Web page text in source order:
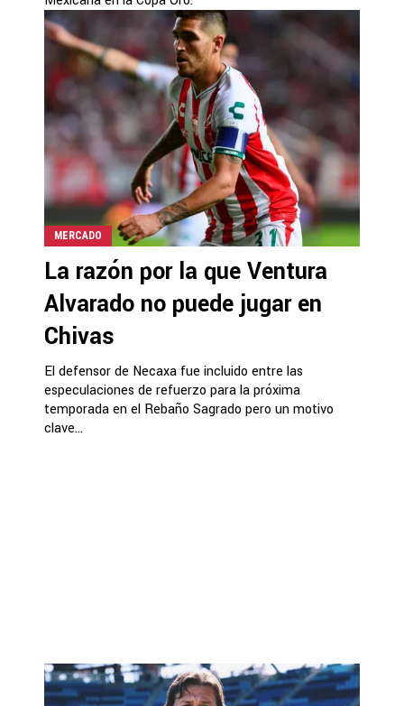
MERCADO
La razón por la que Ventura
Alvarado no puede jugar en
Chivas
El defensor de Necaxa fue incluido entre las
especulaciones de refuerzo para la próxima
temporada en el Rebaño Sagrado pero un motivo
clave...